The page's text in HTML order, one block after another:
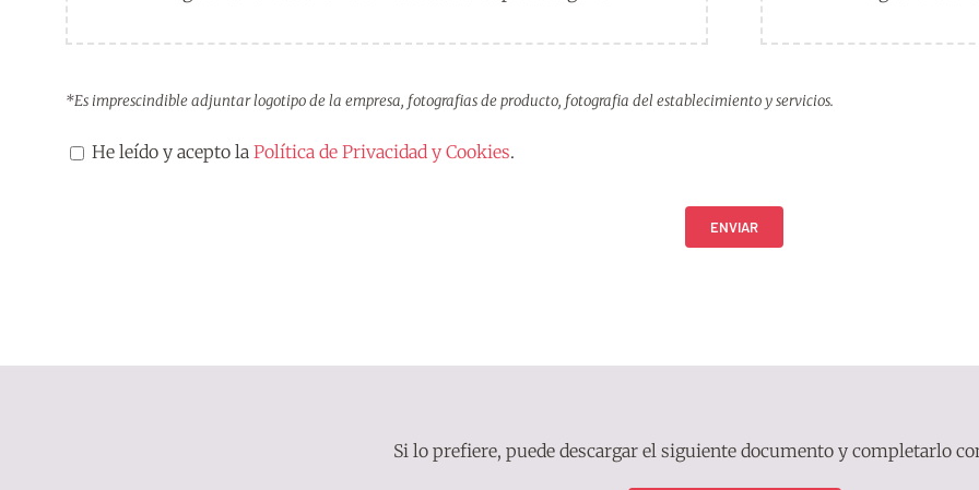
*Es imprescindible adjuntar logotipo de la empresa, fotografias de producto, fotografia del establecimiento y servicios.
He leído y acepto la Política de Privacidad y Cookies.
ENVIAR
Si lo prefiere, puede descargar el siguiente documento y completarlo